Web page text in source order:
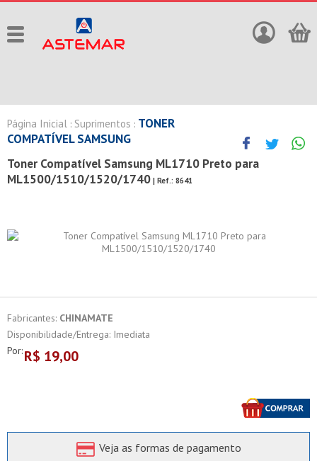
Página Inicial : Suprimentos : TONER
COMPATÍVEL SAMSUNG
Toner Compatível Samsung ML1710 Preto para
ML1500/1510/1520/1740 | Ref.: 8641
Fabricantes: CHINAMATE
Disponibilidade/Entrega: Imediata
Por:R$ 19,00
Veja as formas de pagamento